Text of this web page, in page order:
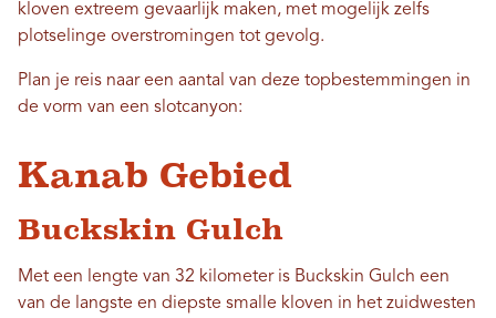
kloven extreem gevaarlijk maken, met mogelijk zelfs
plotselinge overstromingen tot gevolg.
Plan je reis naar een aantal van deze topbestemmingen in
de vorm van een slotcanyon:
Kanab Gebied
Buckskin Gulch
Met een lengte van 32 kilometer is Buckskin Gulch een
van de langste en diepste smalle kloven in het zuidwesten